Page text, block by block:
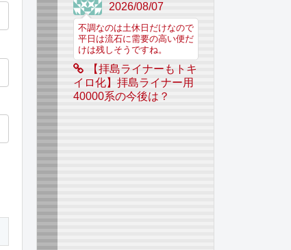
2026/08/07
不調なのは土休日だけなので
平日は流石に需要の高い便だ
けは残しそうですね。
【拝島ライナーもトキ
イロ化】拝島ライナー用
40000系の今後は？